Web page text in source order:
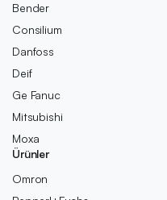
Bender
Consilium
Danfoss
Deif
Ge Fanuc
Mitsubishi
Moxa
Ürünler
Omron